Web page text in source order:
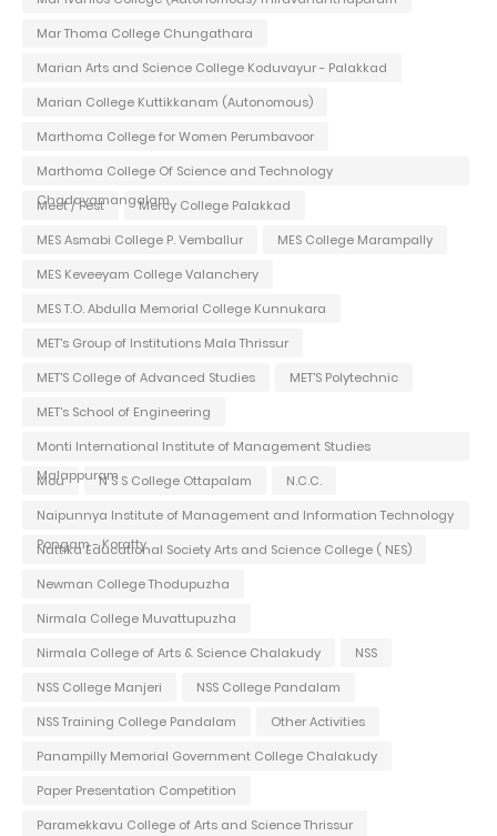
Mar Thoma College Chungathara
Marian Arts and Science College Koduvayur - Palakkad
Marian College Kuttikkanam (Autonomous)
Marthoma College for Women Perumbavoor
Marthoma College Of Science and Technology
Chadayamangalam
Meet / Fest
Mercy College Palakkad
MES Asmabi College P. Vemballur
MES College Marampally
MES Keveeyam College Valanchery
MES T.O. Abdulla Memorial College Kunnukara
MET's Group of Institutions Mala Thrissur
MET'S College of Advanced Studies
MET'S Polytechnic
MET's School of Engineering
Monti International Institute of Management Studies
Malappuram
Mou N S S College Ottapalam
N.C.C.
Naipunnya Institute of Management and Information Technology
Pongam - Koratty
Nattika Educational Society Arts and Science College ( NES)
Newman College Thodupuzha
Nirmala College Muvattupuzha
Nirmala College of Arts & Science Chalakudy
NSS
NSS College Manjeri
NSS College Pandalam
NSS Training College Pandalam
Other Activities
Panampilly Memorial Government College Chalakudy
Paper Presentation Competition
Paramekkavu College of Arts and Science Thrissur